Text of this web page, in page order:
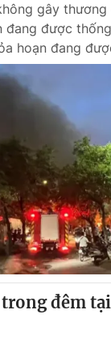
VTV
Bất
Tấm
Vươn
gây
đang được
hoạn đang
đêm